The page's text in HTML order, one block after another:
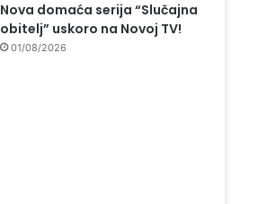
Nova domaća serija “Slučajna
obitelj” uskoro na Novoj TV!
01/08/2026